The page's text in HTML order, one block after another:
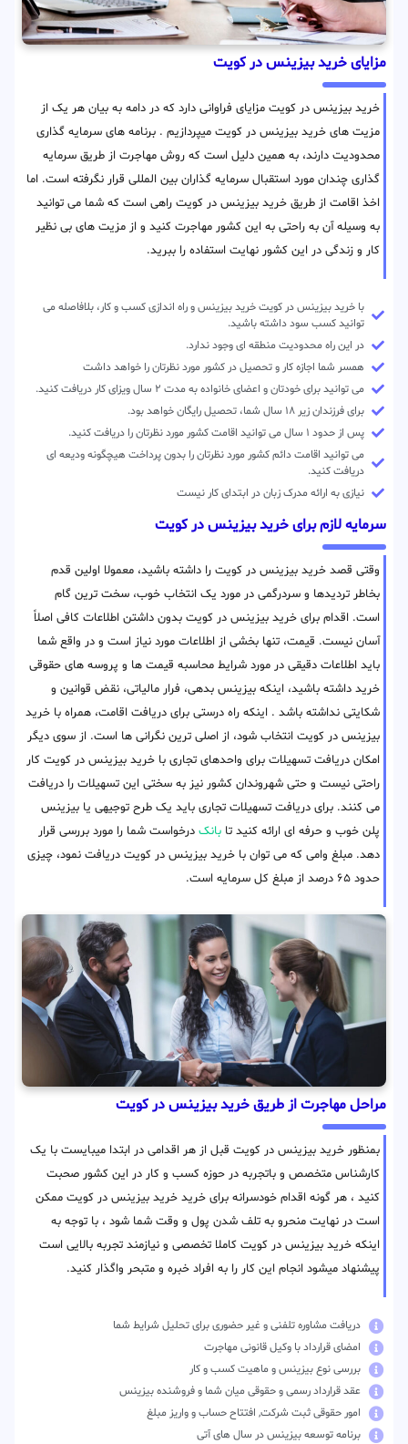
مزایای خرید بیزینس در کویت
خرید بیزینس در کویت مزایای فراوانی دارد که در دامه به بیان هر یک از
مزیت های خرید بیزینس در کویت میپردازیم . برنامه های سرمایه گذاری
محدودیت دارند، به همین دلیل است که روش مهاجرت از طریق سرمایه
گذاری چندان مورد استقبال سرمایه گذاران بین المللی قرار نگرفته است. اما
اخذ اقامت از طریق خرید بیزینس در کویت راهی است که شما می توانید
به وسیله آن به راحتی به این کشور مهاجرت کنید و از مزیت های بی نظیر
کار و زندگی در این کشور نهایت استفاده را ببرید.
با خرید بیزینس در کویت خرید بیزینس و راه اندازی کسب و کار، بلافاصله می
توانید کسب سود داشته باشید.
در این راه محدودیت منطقه ای وجود ندارد.
همسر شما اجازه کار و تحصیل در کشور مورد نظرتان را خواهد داشت
می توانید برای خودتان و اعضای خانواده به مدت ۲ سال ویزای کار دریافت کنید.
برای فرزندان زیر ۱۸ سال شما، تحصیل رایگان خواهد بود.
پس از حدود ۱ سال می توانید اقامت کشور مورد نظرتان را دریافت کنید.
می توانید اقامت دائم کشور مورد نظرتان را بدون پرداخت هیچگونه ودیعه ای
دریافت کنید.
نیازی به ارائه مدرک زبان در ابتدای کار نیست
سرمایه لازم برای خرید بیزینس در کویت
وقتی قصد خرید بیزینس در کویت را داشته باشید، معمولا اولین قدم
بخاطر تردیدها و سردرگمی در مورد یک انتخاب خوب، سخت ترین گام
است. اقدام برای خرید بیزینس در کویت بدون داشتن اطلاعات کافی اصلاً
آسان نیست. قیمت، تنها بخشی از اطلاعات مورد نیاز است و در واقع شما
باید اطلاعات دقیقی در مورد شرایط محاسبه قیمت ها و پروسه های حقوقی
خرید داشته باشید، اینکه بیزینس بدهی، فرار مالیاتی، نقض قوانین و
شکایتی نداشته باشد . اینکه راه درستی برای دریافت اقامت، همراه با خرید
بیزینس در کویت انتخاب شود، از اصلی ترین نگرانی ها است. از سوی دیگر
امکان دریافت تسهیلات برای واحدهای تجاری با خرید بیزینس در کویت کار
راحتی نیست و حتی شهروندان کشور نیز به سختی این تسهیلات را دریافت
می کنند. برای دریافت تسهیلات تجاری باید یک طرح توجیهی یا بیزینس
پلن خوب و حرفه ای ارائه کنید تا بانک درخواست شما را مورد بررسی قرار
دهد. مبلغ وامی که می توان با خرید بیزینس در کویت دریافت نمود، چیزی
حدود ۶۵ درصد از مبلغ کل سرمایه است.
مراحل مهاجرت از طریق خرید بیزینس در کویت
بمنظور خرید بیزینس در کویت قبل از هر اقدامی در ابتدا میبایست با یک
کارشناس متخصص و باتجربه در حوزه کسب و کار در این کشور صحبت
کنید ، هر گونه اقدام خودسرانه برای خرید خرید بیزینس در کویت ممکن
است در نهایت منحرو به تلف شدن پول و وقت شما شود ، با توجه به
اینکه خرید بیزینس در کویت کاملا تخصصی و نیازمند تجربه بالایی است
پیشنهاد میشود انجام این کار را به افراد خبره و متبحر واگذار کنید.
دریافت مشاوره تلفنی و غیر حضوری برای تحلیل شرایط شما
امضای قرارداد با وکیل قانونی مهاجرت
بررسی نوع بیزینس و ماهیت کسب و کار
عقد قرارداد رسمی و حقوقی میان شما و فروشنده بیزینس
امور حقوقی ثبت شرکت, افتتاح حساب و واریز مبلغ
برنامه توسعه بیزینس در سال های آتی